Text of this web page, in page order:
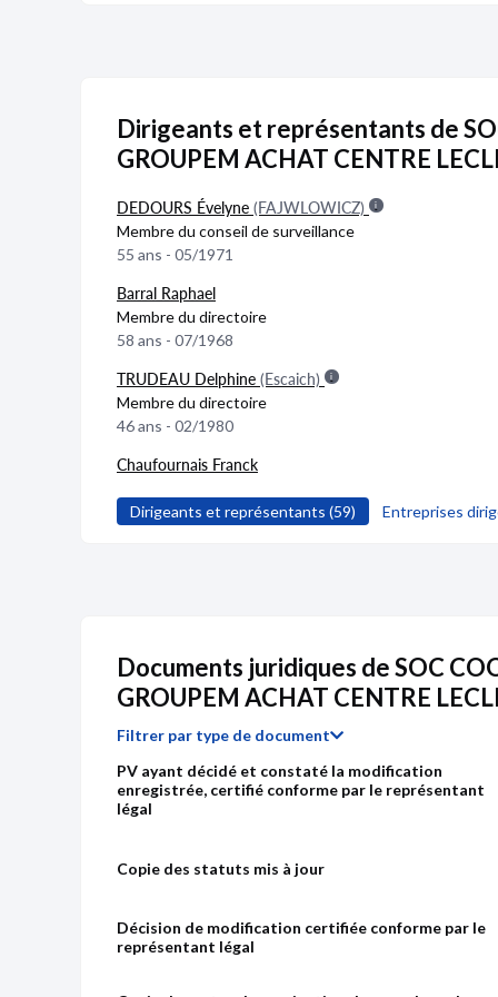
Chiffre d'affaires Résultat
Dirigeants et représentants de
GROUPEM ACHAT CENTRE
DEDOURS Évelyne (FAJWLOWICZ)
Membre du conseil de surveillance
55 ans - 05/1971
Barral Raphael
Membre du directoire
58 ans - 07/1968
TRUDEAU Delphine (Escaich)
Membre du directoire
46 ans - 02/1980
Chaufournais Franck
55 ans - 05/1971
Membre du conseil de surveillance
43 ans - 07/1983
Membre du conseil de surveillance
49 ans - 10/1976
DEDOURS Evelyne
51 ans - 11/1974
Dirigeants et représentants (59) Entreprises
Documents juridiques de SOC
GROUPEM ACHAT CENTRE
Filtrer par type de document
PV ayant décidé et constaté la modification
enregistrée, certifié conforme par le représentant
légal
Copie des statuts mis à jour
Décision de modification certifiée conforme par le
représentant légal